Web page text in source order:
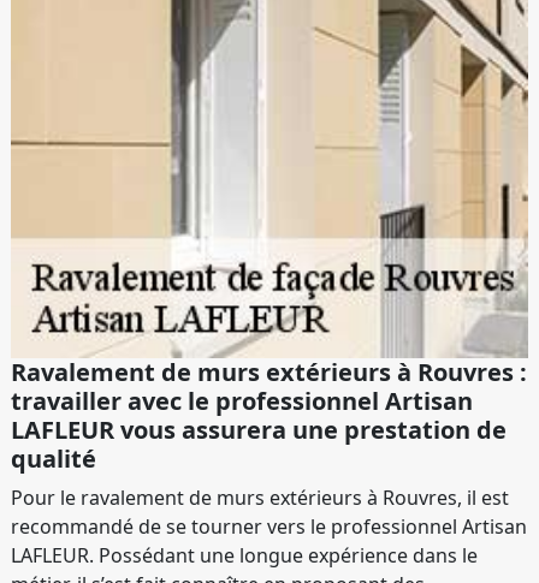
Ravalement de murs extérieurs à Rouvres :
travailler avec le professionnel Artisan
LAFLEUR vous assurera une prestation de
qualité
Pour le ravalement de murs extérieurs à Rouvres, il est
recommandé de se tourner vers le professionnel Artisan
LAFLEUR. Possédant une longue expérience dans le